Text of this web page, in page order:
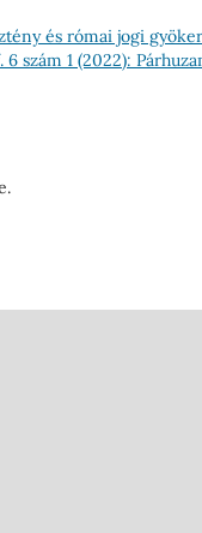
és római jogi
szám 1 (2022):